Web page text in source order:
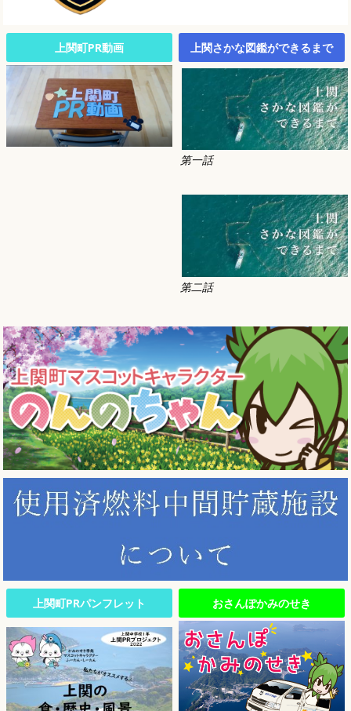
上関町PR動画 上関さかな図鑑ができるまで
第一話
第二話
上関町PRパンフレット おさんぽかみのせき